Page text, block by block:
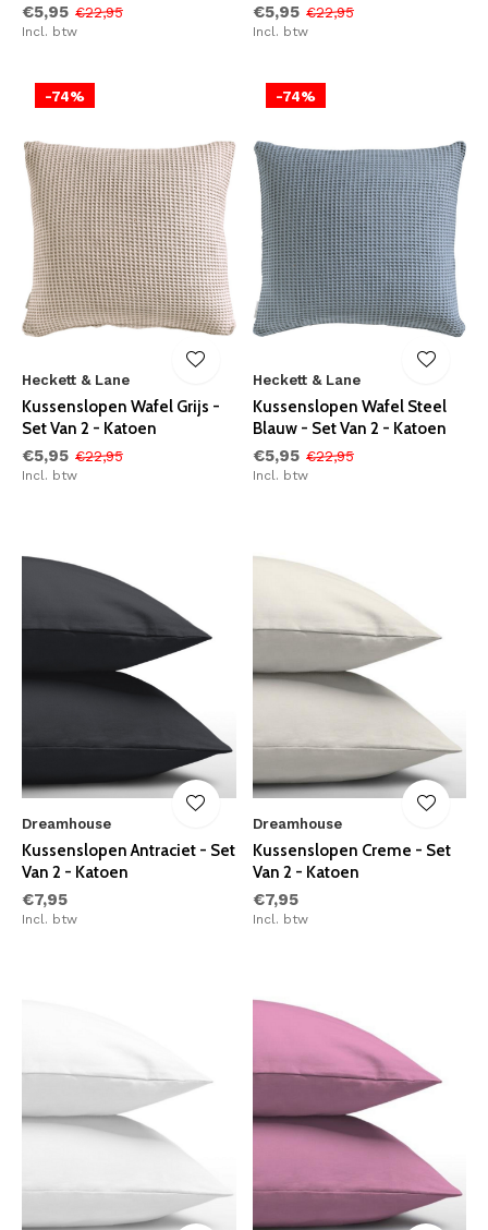
€5,95 €22,95
Incl. btw
€5,95 €22,95
Incl. btw
-74%
Heckett & Lane
Kussenslopen Wafel Grijs -
Set Van 2 - Katoen
€5,95 €22,95
Incl. btw
-74%
Heckett & Lane
Kussenslopen Wafel Steel
Blauw - Set Van 2 - Katoen
€5,95 €22,95
Incl. btw
Dreamhouse
Kussenslopen Antraciet - Set
Van 2 - Katoen
€7,95
Incl. btw
Dreamhouse
Kussenslopen Creme - Set
Van 2 - Katoen
€7,95
Incl. btw